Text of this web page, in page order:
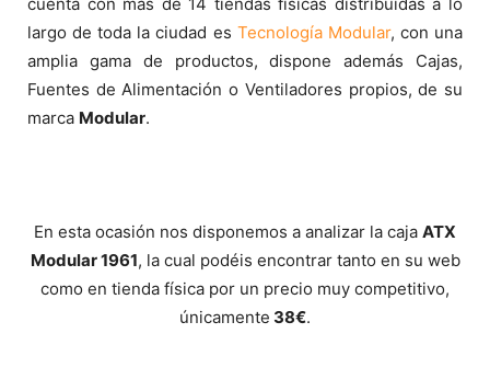
largo de toda la ciudad es Tecnología Modular, con una
amplia gama de productos, dispone además Cajas,
Fuentes de Alimentación o Ventiladores propios, de su
marca Modular.
En esta ocasión nos disponemos a analizar la caja ATX
Modular 1961, la cual podéis encontrar tanto en su web
como en tienda física por un precio muy competitivo,
únicamente 38€.